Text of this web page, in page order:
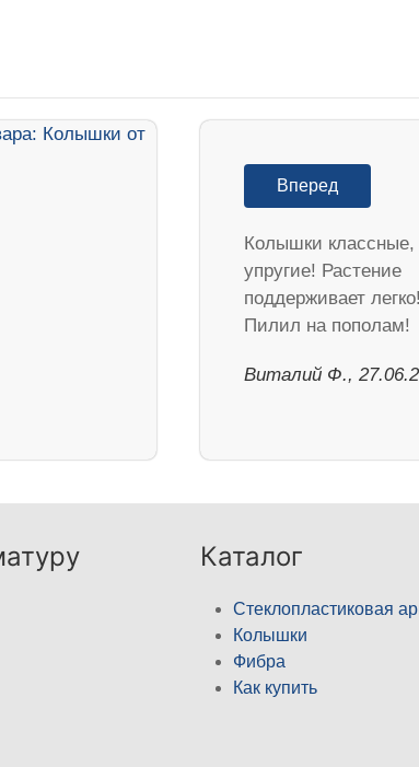
Вперед
Колышки классные,
упругие! Растение
поддерживает легко!
Пилил на пополам!
Виталий Ф.,
Каталог
Стеклопластиковая
Колышки
Фибра
Как купить